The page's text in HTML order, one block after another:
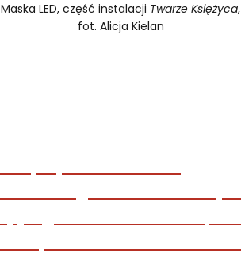
Maska LED, część instalacji Twarze Księżyca,
fot. Alicja Kielan